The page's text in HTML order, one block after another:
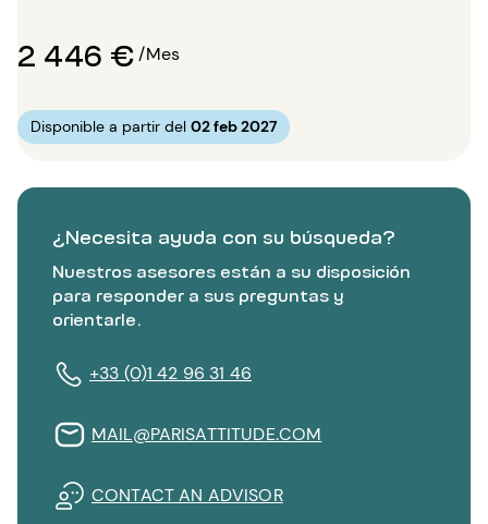
¿Necesita ayuda con su búsqueda?
Nuestros asesores están a su disposición
para responder a sus preguntas y
orientarle.
+33 (0)1 42 96 31 46
MAIL@PARISATTITUDE.COM
CONTACT AN ADVISOR
2 446 €/Mes
Disponible a partir del 02 feb 2027